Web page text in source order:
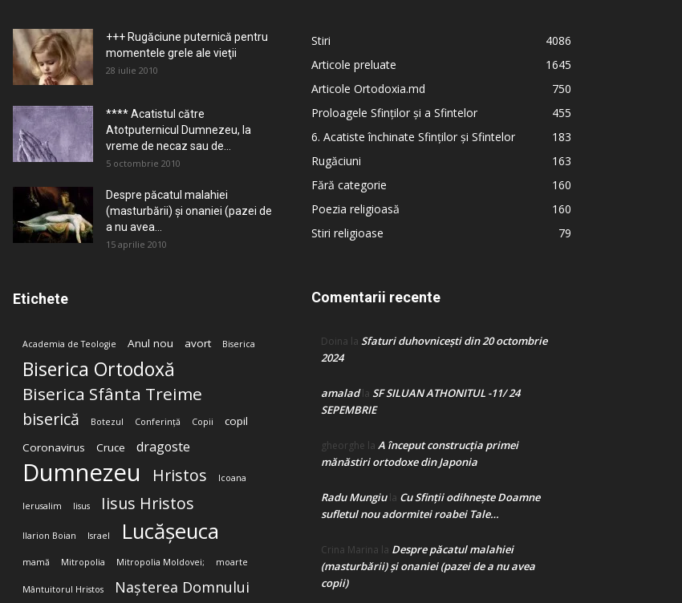
+++ Rugăciune puternică pentru
momentele grele ale vieţii
28 iulie 2010
**** Acatistul către
Atotputernicul Dumnezeu, la
vreme de necaz sau de...
5 octombrie 2010
Despre păcatul malahiei
(masturbării) şi onaniei (pazei de
a nu avea...
15 aprilie 2010
Etichete
Academia de Teologie Anul nou avort Biserica
Biserica Ortodoxă
Biserica Sfânta Treime
biserică Botezul Conferință Copii
copil
Coronavirus
Cruce dragoste
Dumnezeu Hristos Icoana
Ierusalim Iisus Iisus Hristos
Ilarion Boian Israel Lucășeuca
mamă Mitropolia Mitropolia Moldovei; moarte
Mântuitorul Hristos Nașterea Domnului
Stiri
4086
Articole preluate
1645
Articole Ortodoxia.md
750
Proloagele Sfinților și a Sfintelor
455
6. Acatiste închinate Sfinților și Sfintelor
183
Rugăciuni
163
Fără categorie
160
Poezia religioasă
160
Stiri religioase
79
Comentarii recente
Doina la Sfaturi duhovnicești din 20 octombrie
2024
amaladla SF SILUAN ATHONITUL -11/ 24
SEPEMBRIE
gheorghe la A început construcţia primei
mănăstiri ortodoxe din Japonia
Radu Mungiula Cu Sfinții odihnește Doamne
sufletul nou adormitei roabei Tale…
Crina Marina la Despre păcatul malahiei
(masturbării) şi onaniei (pazei de a nu avea
copii)